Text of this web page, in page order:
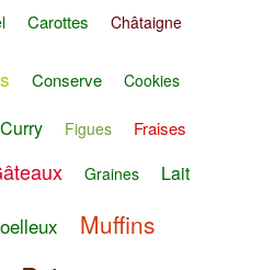
Carottes Châtaigne
Conserve Cookies
Curry Figues Fraises
Graines Lait
Muffins